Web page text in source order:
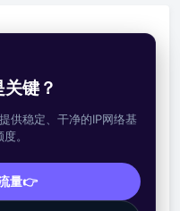
键？
供稳定、干净的IP网络基
。
量👉